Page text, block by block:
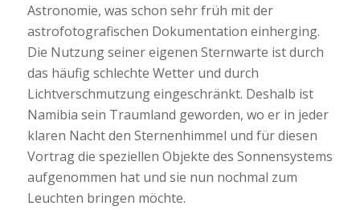
Astronomie, was schon sehr früh mit der
astrofotografischen Dokumentation einherging.
Die Nutzung seiner eigenen Sternwarte ist durch
das häufig schlechte Wetter und durch
Lichtverschmutzung eingeschränkt. Deshalb ist
Namibia sein Traumland geworden, wo er in jeder
klaren Nacht den Sternenhimmel und für diesen
Vortrag die speziellen Objekte des Sonnensystems
aufgenommen hat und sie nun nochmal zum
Leuchten bringen möchte.